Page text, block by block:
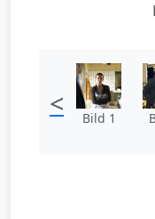
< Bild 1